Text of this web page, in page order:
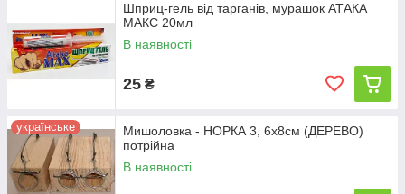
Шприц-гель від тарганів, мурашок АТАКА
МАКС 20мл
В наявності
25 ₴
українське
Мишоловка - НОРКА 3, 6х8см (ДЕРЕВО)
потрійна
В наявності